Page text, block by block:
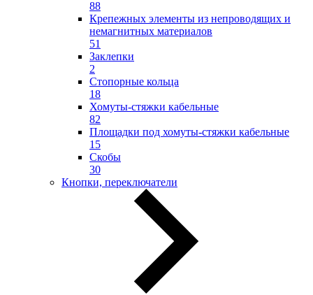
88
Крепежных элементы из непроводящих и
немагнитных материалов
51
Заклепки
2
Стопорные кольца
18
Хомуты-стяжки кабельные
82
Площадки под хомуты-стяжки кабельные
15
Скобы
30
Кнопки, переключатели